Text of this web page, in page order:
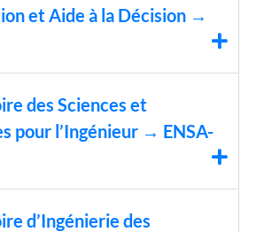
et Aide à la Décision →
des Sciences et
pour l’Ingénieur → ENSA-
d’Ingénierie des